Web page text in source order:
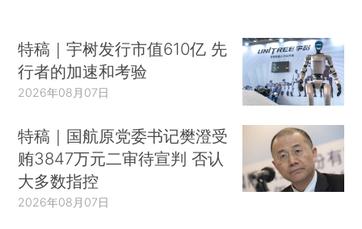
特稿｜宇树发行市值610亿 先
行者的加速和考验
2026年08月07日
特稿｜国航原党委书记樊澄受
贿3847万元二审待宣判 否认
大多数指控
2026年08月07日